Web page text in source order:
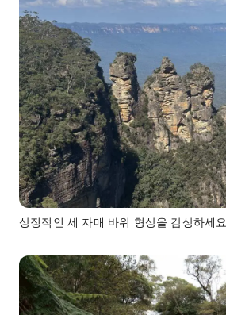
상징적인 세 자매 바위 형상을 감상하세요